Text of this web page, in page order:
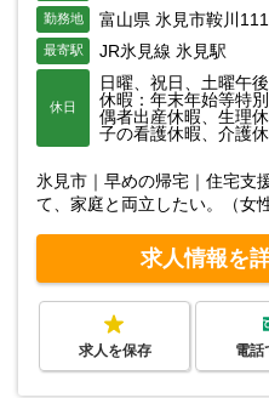
勤務地 富山県 氷見市鞍川
最寄駅 JR氷見線 氷見駅
休日
日曜、祝日、土曜午
休暇：年末年始等特
偶者出産休暇、生理
子の看護休暇、介護
氷見市｜早めの帰宅｜住宅支
て、家庭と両立したい。（女
求人情報を
求人を保存 電話